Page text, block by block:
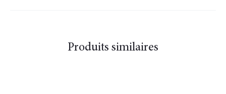
Produits similaires